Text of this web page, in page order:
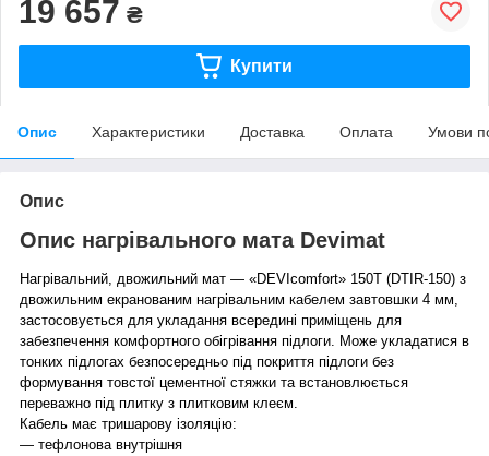
19 657 ₴
Купити
Опис Характеристики Доставка Оплата Умови
Опис
Опис нагрівального мата Devimat
Нагрівальний, двожильний мат — «DEVIcomfort» 150T (DTIR-150) з
двожильним екранованим нагрівальним кабелем завтовшки 4 мм,
застосовується для укладання всередині приміщень для
забезпечення комфортного обігрівання підлоги. Може укладатися в
тонких підлогах безпосередньо під покриття підлоги без
формування товстої цементної стяжки та встановлюється
переважно під плитку з плитковим клеєм.
Кабель має тришарову ізоляцію:
— тефлонова внутрішня